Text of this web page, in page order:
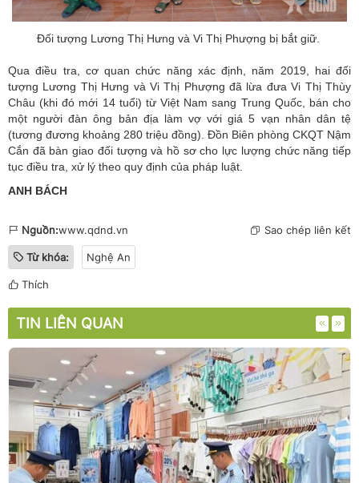
Đối tượng Lương Thị Hưng và Vi Thị Phượng bị bắt giữ.
Qua điều tra, cơ quan chức năng xác định, năm 2019, hai đối
tượng Lương Thị Hưng và Vi Thị Phượng đã lừa đưa Vi Thị Thùy
Châu (khi đó mới 14 tuổi) từ Việt Nam sang Trung Quốc, bán cho
một người đàn ông bản địa làm vợ với giá 5 vạn nhân dân tệ
(tương đương khoảng 280 triệu đồng). Đồn Biên phòng CKQT Nậm
Cắn đã bàn giao đối tượng và hồ sơ cho lực lượng chức năng tiếp
tục điều tra, xử lý theo quy định của pháp luật.
ANH BÁCH
Nguồn:www.qdnd.vn Sao chép liên kết
Từ khóa: Nghệ An
Thích
TIN LIÊN QUAN